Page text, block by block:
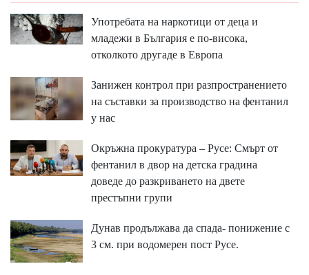
Употребата на наркотици от деца и
младежи в България е по-висока,
отколкото другаде в Европа
Занижен контрол при разпространението
на съставки за производство на фентанил
у нас
Окръжна прокуратура – Русе: Смърт от
фентанил в двор на детска градина
доведе до разкриването на двете
престъпни групи
Дунав продължава да спада- понижение с
3 см. при водомерен пост Русе.